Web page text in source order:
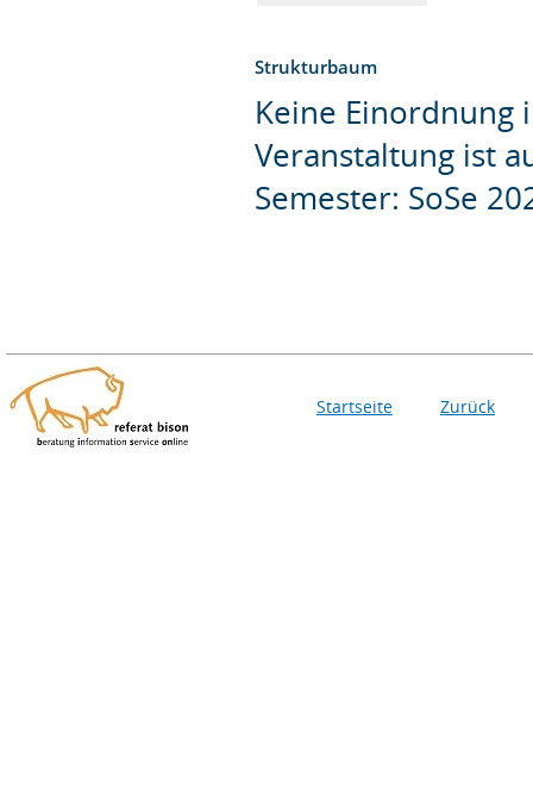
Strukturbaum
Keine Einordnung
Veranstaltung ist
Semester: SoSe
Startseite Zurück